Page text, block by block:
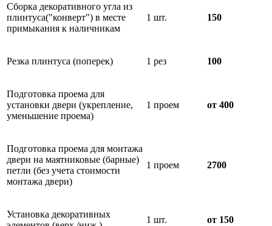
Сборка декоративного угла из
плинтуса("конверт") в месте
примыкания к наличникам
1 шт. 150
Резка плинтуса (поперек) 1 рез 100
Подготовка проема для
установки двери (укрепление,
уменьшение проема)
1 проем от 400
Подготовка проема для монтажа
двери на маятниковые (барные)
петли (без учета стоимости
монтажа двери)
1 проем 2700
Установка декоративных
1 шт. от 150